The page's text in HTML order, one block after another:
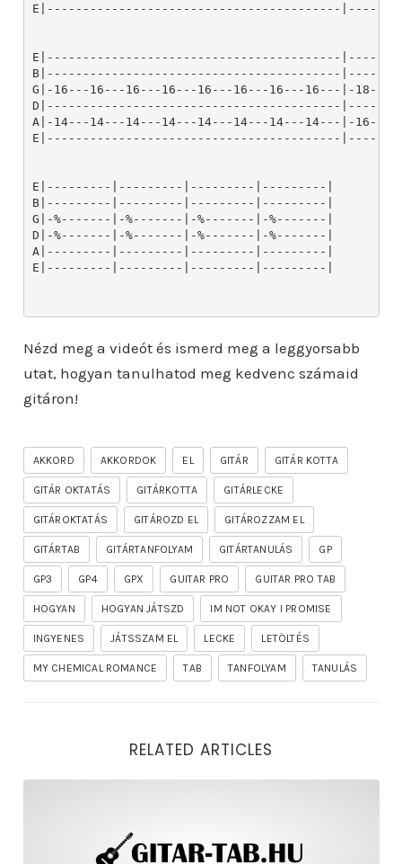
Nézd meg a videót és ismerd meg a leggyorsabb
utat, hogyan tanulhatod meg kedvenc számaid
gitáron!
AKKORD AKKORDOK EL GITÁR GITÁR KOTTA
GITÁR OKTATÁS GITÁRKOTTA GITÁRLECKE
GITÁROKTATÁS GITÁROZD EL GITÁROZZAM EL
GITÁRTAB GITÁRTANFOLYAM GITÁRTANULÁS GP
GP3 GP4 GPX GUITAR PRO GUITAR PRO TAB
HOGYAN HOGYAN JÁTSZD IM NOT OKAY I PROMISE
INGYENES JÁTSSZAM EL LECKE LETÖLTÉS
MY CHEMICAL ROMANCE TAB TANFOLYAM TANULÁS
RELATED ARTICLES